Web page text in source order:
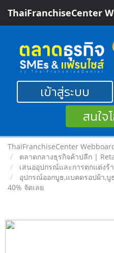
ThaiFranchiseCenter
เข้าสู่ระบบ
สนใ
ThaiFranchiseCenter
ตลาดกลางธุรกิจค้าปลีก |
เสนออุปกรณ์และการตกแต่งร้
อุปกรณ์ออกบูธ,แบคดรอปผ้า,บู
40% จัดเลย